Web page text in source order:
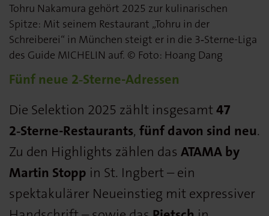
Tohru Nakamura gehört 2025 zur kulinarischen
Spitze: Mit seinem Restaurant „Tohru in der
Schreiberei“ in München steigt er in die 3‑Sterne-Liga
des Guide MICHELIN auf. © Foto: Hoang Dang
Fünf neue 2‑Sterne-Adressen
Die Selektion 2025 zählt insgesamt47
2‑Sterne-Restaurants, fünf davon sind neu.
Zu den Highlights zählen das ATAMA by
Martin Stopp in St. Ingbert – ein
spektakulärer Neueinstieg mit expressiver